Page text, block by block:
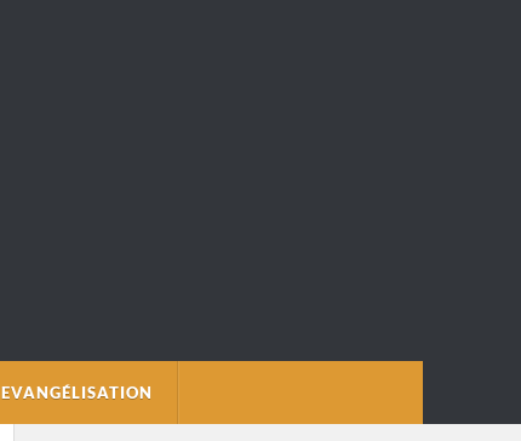
EVANGÉLISATION